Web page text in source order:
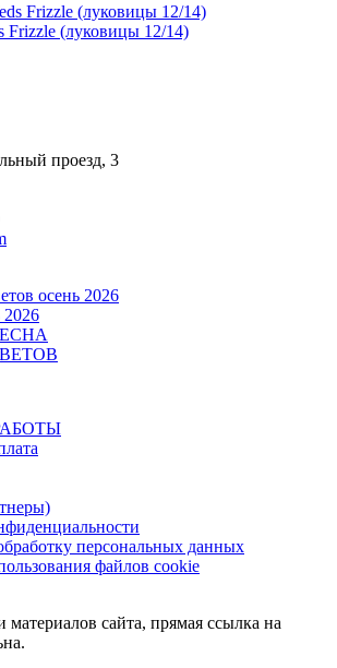
Frizzle (луковицы 12/14)
проезд, 3
осень 2026
персональных данных
файлов сookie
сайта, прямая ссылка на